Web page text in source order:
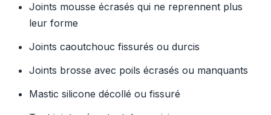
Joints mousse écrasés qui ne reprennent plus
leur forme
Joints caoutchouc fissurés ou durcis
Joints brosse avec poils écrasés ou manquants
Mastic silicone décollé ou fissuré